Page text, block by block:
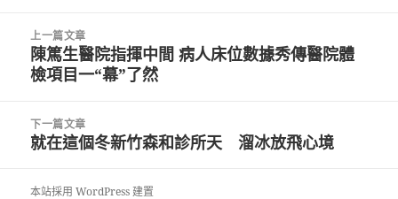
上一篇文章
上
一
文
章:
陳篤生醫院指揮中間 病人床位數據秀傳醫院體
檢項目一“幕”了然
下一篇文章
下
篇
就在這個冬新竹森和診所天 溜冰放飛心境
本站採用 WordPress 建置